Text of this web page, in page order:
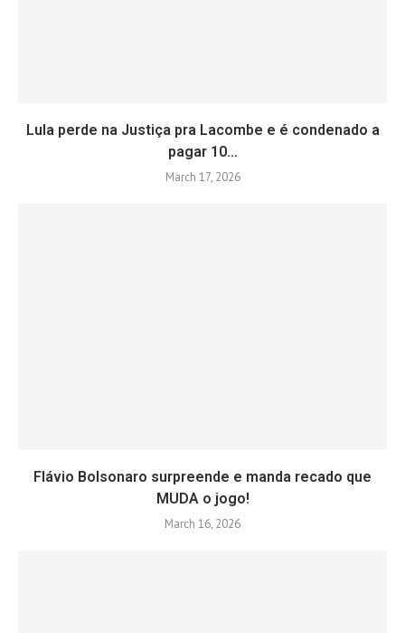
Lula perde na Justiça pra Lacombe e é condenado a
pagar 10...
March 17, 2026
Flávio Bolsonaro surpreende e manda recado que
MUDA o jogo!
March 16, 2026